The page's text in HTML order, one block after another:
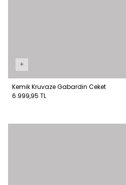
+
Kemik Kruvaze Gabardin Ceket
6.999,95 TL